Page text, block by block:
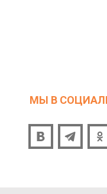
МЫ В